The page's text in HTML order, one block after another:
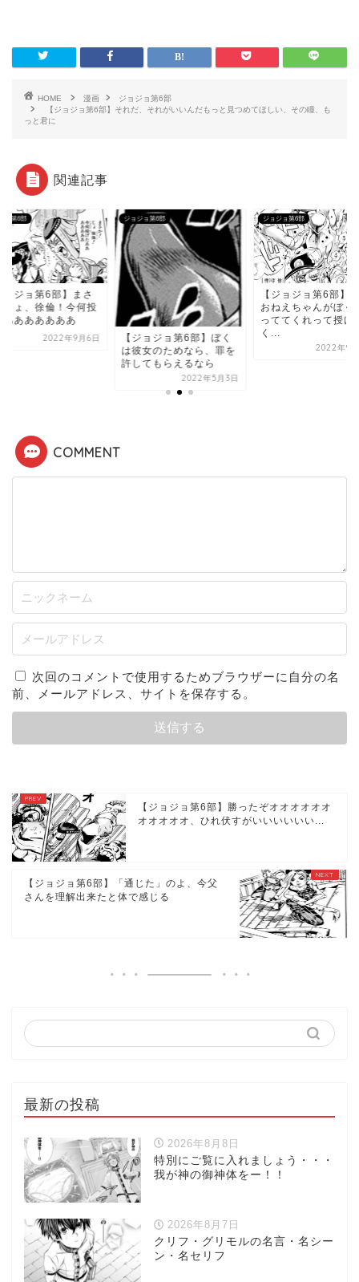
HOME 漫画
ジョジョ第6部
【ジョジョ第6部】それだ、それがいいんだもっと見つめてほしい、その瞳、も
っと君に
関連記事
ョ第6部
ョジョ第6部】まさ
じょ、徐倫！今何投
あああああああ
2022年9月6日
ジョジョ第6部
【ジョジョ第6部】ぼく
は彼女のためなら、罪を
許してもらえるなら
2022年5月3日
ジョジョ第6部
【ジョジョ第6部】
おねえちゃんがぼく
っててくれって授け
く...
2022年9
COMMENT
次回のコメントで使用するためブラウザーに自分の名
前、メールアドレス、サイトを保存する。
【ジョジョ第6部】勝ったぞオオオオオオ
オオオオオ、ひれ伏すがいいいいいい...
【ジョジョ第6部】「通じた」のよ、今父
さんを理解出来たと体で感じる
最新の投稿
2026年8月8日
特別にご覧に入れましょう・・・
我が神の御神体をー！！
2026年8月7日
クリフ・グリモルの名言・名シー
ン・名セリフ